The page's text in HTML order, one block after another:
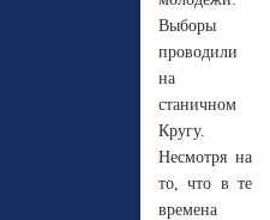
Выборы
проводили
на
станичном
Кругу.
Несмотря на
то, что в те
времена